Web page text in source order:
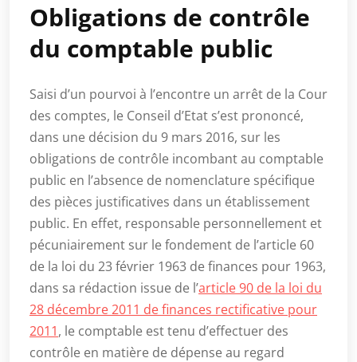
Obligations de contrôle
du comptable public
Saisi d’un pourvoi à l’encontre un arrêt de la Cour
des comptes, le Conseil d’Etat s’est prononcé,
dans une décision du 9 mars 2016, sur les
obligations de contrôle incombant au comptable
public en l’absence de nomenclature spécifique
des pièces justificatives dans un établissement
public. En effet, responsable personnellement et
pécuniairement sur le fondement de l’article 60
de la loi du 23 février 1963 de finances pour 1963,
dans sa rédaction issue de l’article 90 de la loi du
28 décembre 2011 de finances rectificative pour
2011, le comptable est tenu d’effectuer des
contrôle en matière de dépense au regard